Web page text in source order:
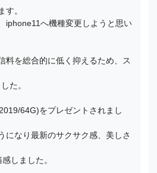
す。
iphone11へ機種変更しようと思い
料を総合的に低く抑えるため、ス
た。
64G)をプレゼントされまし
になり最新のサクサク感、美しさ
しました。